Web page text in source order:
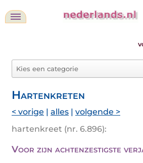
Hartenkreten
< vorige | alles | volgende >
hartenkreet (nr. 6.896):
Voor zijn achtenzestigste